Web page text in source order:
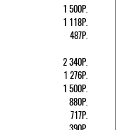
1 500Р.
1 118Р.
487Р.
2 340Р.
1 276Р.
1 500Р.
880Р.
717Р.